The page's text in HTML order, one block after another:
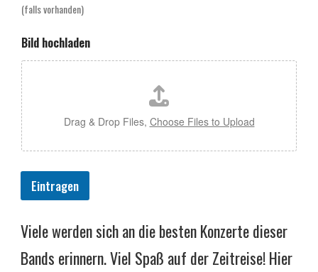
(falls vorhanden)
Bild hochladen
Drag & Drop Files, Choose Files to Upload
Eintragen
Viele werden sich an die besten Konzerte dieser
Bands erinnern. Viel Spaß auf der Zeitreise! Hier